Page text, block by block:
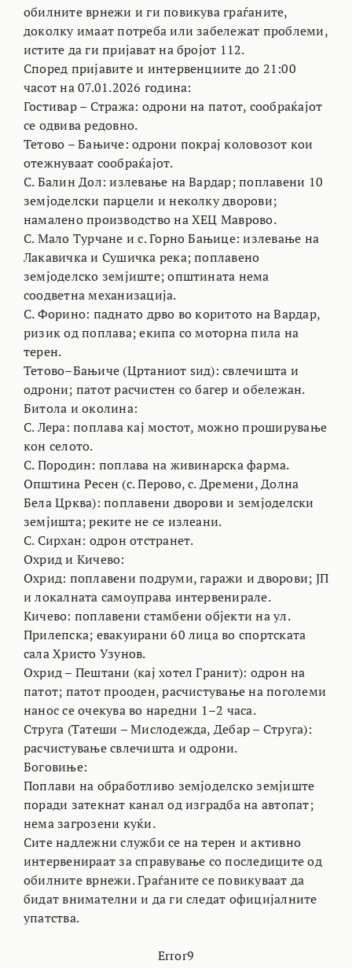
обилните врнежи и ги повикува граѓаните,
доколку имаат потреба или забележат проблеми,
истите да ги пријават на бројот 112.
Според пријавите и интервенциите до 21:00
часот на 07.01.2026 година:
Гостивар – Стража: одрони на патот, сообраќајот
се одвива редовно.
Тетово – Бањиче: одрони покрај коловозот кои
отежнуваат сообраќајот.
С. Балин Дол: излевање на Вардар; поплавени 10
земјоделски парцели и неколку дворови;
намалено производство на ХЕЦ Маврово.
С. Мало Турчане и с. Горно Бањице: излевање на
Лакавичка и Сушичка река; поплавено
земјоделско земјиште; општината нема
соодветна механизација.
С. Форино: паднато дрво во коритото на Вардар,
ризик од поплава; екипа со моторна пила на
терен.
Тетово–Бањиче (Цртаниот ѕид): свлечишта и
одрони; патот расчистен со багер и обележан.
Битола и околина:
С. Лера: поплава кај мостот, можно проширување
кон селото.
С. Породин: поплава на живинарска фарма.
Општина Ресен (с. Перово, с. Дремени, Долна
Бела Црква): поплавени дворови и земјоделски
земјишта; реките не се излеани.
С. Сирхан: одрон отстранет.
Охрид и Кичево:
Охрид: поплавени подруми, гаражи и дворови; ЈП
и локалната самоуправа интервенирале.
Кичево: поплавени стамбени објекти на ул.
Прилепска; евакуирани 60 лица во спортската
сала Христо Узунов.
Охрид – Пештани (кај хотел Гранит): одрон на
патот; патот прооден, расчистување на поголеми
нанос се очекува во наредни 1–2 часа.
Струга (Татеши – Мислодежда, Дебар – Струга):
расчистување свлечишта и одрони.
Боговиње:
Поплави на обработливо земјоделско земјиште
поради затекнат канал од изградба на автопат;
нема загрозени куќи.
Сите надлежни служби се на терен и активно
интервенираат за справување со последиците од
обилните врнежи. Граѓаните се повикуваат да
бидат внимателни и да ги следат официјалните
упатства.
Error9